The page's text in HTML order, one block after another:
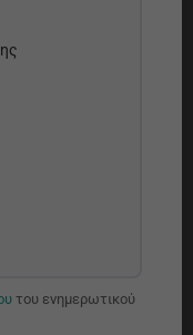
του ενημερωτικού